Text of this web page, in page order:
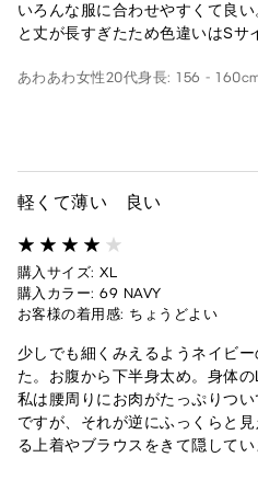
いろんな服に合わせやすくて良
と丈が長すぎたため色違いはSサ
あわあわ女性20代身長: 156 -
軽くて薄い 良い
購入サイズ: XL
購入カラー: 69 NAVY
お客様の着用感: ちょうどよい
少しでも細くみえるようネイビ
た。お腹から下半身太め。身体
私は腰周りにお肉がたっぷりつ
ですが、それが逆にふっくらと
る上着やブラウスをきて隠してい